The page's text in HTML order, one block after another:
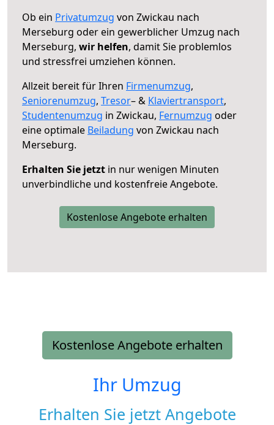
Ob ein Privatumzug von Zwickau nach
Merseburg oder ein gewerblicher Umzug nach
Merseburg, wir helfen, damit Sie problemlos
und stressfrei umziehen können.
Allzeit bereit für Ihren Firmenumzug,
Seniorenumzug, Tresor– & Klaviertransport,
Studentenumzug in Zwickau, Fernumzug oder
eine optimale Beiladung von Zwickau nach
Merseburg.
Erhalten Sie jetzt in nur wenigen Minuten
unverbindliche und kostenfreie Angebote.
Kostenlose Angebote erhalten
Kostenlose Angebote erhalten
Ihr Umzug
Erhalten Sie jetzt Angebote